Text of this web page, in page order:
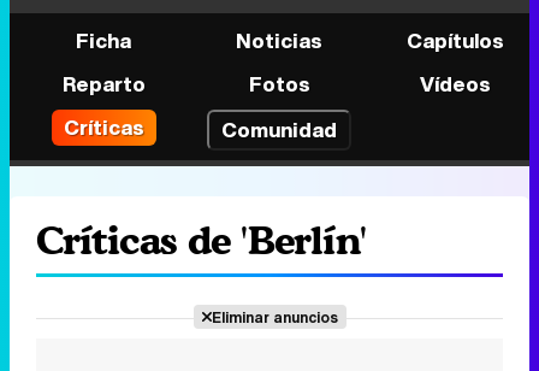
Ficha Noticias
Capítulos
Reparto
Fotos
Vídeos
Críticas
Comunidad
Críticas de 'Berlín'
Eliminar anuncios